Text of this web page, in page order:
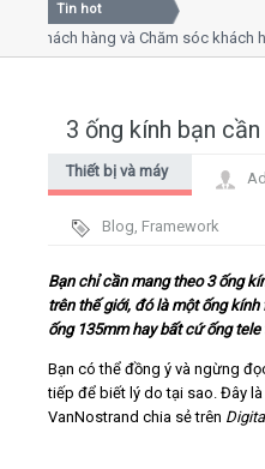
Close
Home
Giới thiệu
Video
Kiến thức
Tin hot
hàng và Chăm sóc khách hàng
3 ống kính bạn
Thiết bị và máy
Blog, Framework
Bạn chỉ cần mang theo 3 ống
trên thế giới, đó là một ống
ống 135mm hay bất cứ ống
Bạn có thể đồng ý và ngừng
tiếp để biết lý do tại sao. Đây
VanNostrand chia sẻ trên